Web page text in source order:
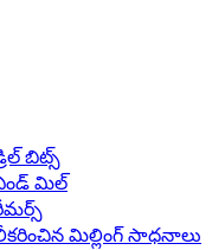
బిట్స్
మిల్
మిల్లింగ్ సాధనాలు